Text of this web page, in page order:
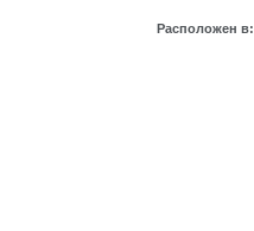
Расположен в: